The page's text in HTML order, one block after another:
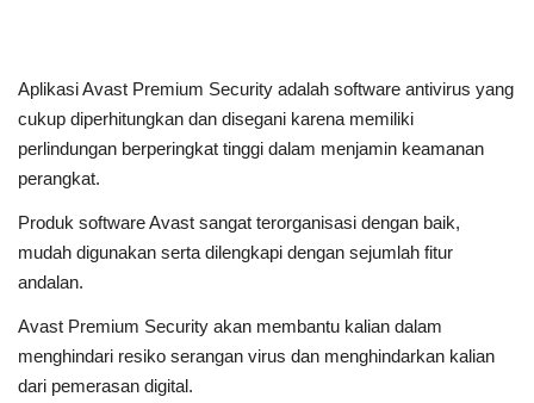
Aplikasi Avast Premium Security adalah software antivirus yang
cukup diperhitungkan dan disegani karena memiliki
perlindungan berperingkat tinggi dalam menjamin keamanan
perangkat.
Produk software Avast sangat terorganisasi dengan baik,
mudah digunakan serta dilengkapi dengan sejumlah fitur
andalan.
Avast Premium Security akan membantu kalian dalam
menghindari resiko serangan virus dan menghindarkan kalian
dari pemerasan digital.